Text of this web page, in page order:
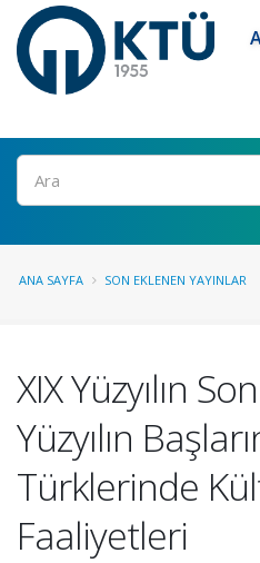
Ara
ANA SAYFA SON EKLENEN YAYINLAR
XIX Yüzyılın
Yüzyılın
Türklerinde
Faaliyetleri